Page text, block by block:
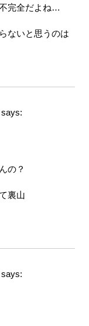
完全だよね…
ないと思うのは
says:
の？
裏山
says: